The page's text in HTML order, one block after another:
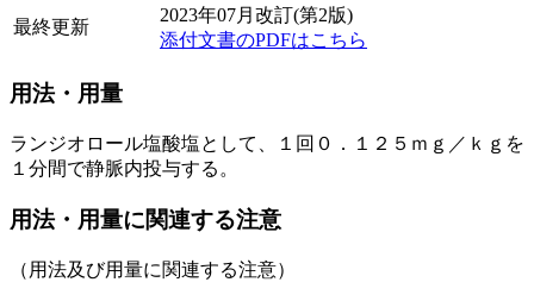
最終更新
2023年07月改訂(第2版)
添付文書のPDFはこちら
用法・用量
ランジオロール塩酸塩として、１回０．１２５ｍｇ／ｋｇを
１分間で静脈内投与する。
用法・用量に関連する注意
（用法及び用量に関連する注意）